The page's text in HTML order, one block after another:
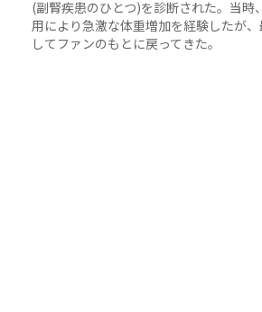
(副腎疾患のひとつ)を診断された。当時
用により急激な体重増加を経験したが
してファンのもとに戻ってきた。